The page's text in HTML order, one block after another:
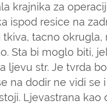
krajnika za
ispod resice na
tacno
Sta bi moglo biti,
ljevu str. Je tvrda
na dodir ne vidi
Ljevastrana kao